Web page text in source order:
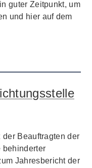
guter Zeitpunkt, um
und hier auf dem
Beauftragten der
behinderter
Jahresbericht der